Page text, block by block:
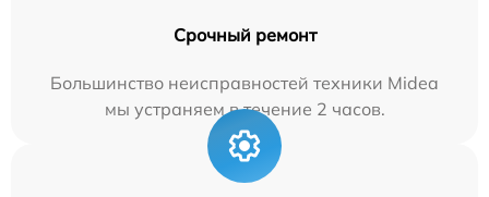
Срочный ремонт
Большинство неисправностей техники Midea
мы устраняем в течение 2 часов.